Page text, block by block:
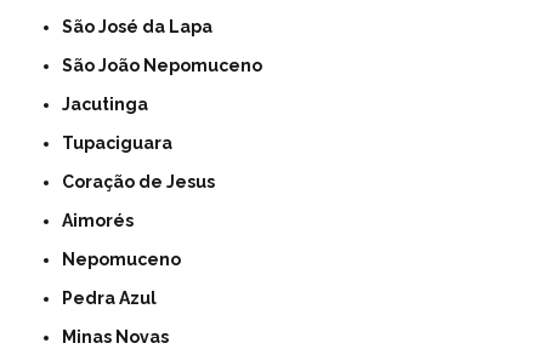
São José da Lapa
São João Nepomuceno
Jacutinga
Tupaciguara
Coração de Jesus
Aimorés
Nepomuceno
Pedra Azul
Minas Novas